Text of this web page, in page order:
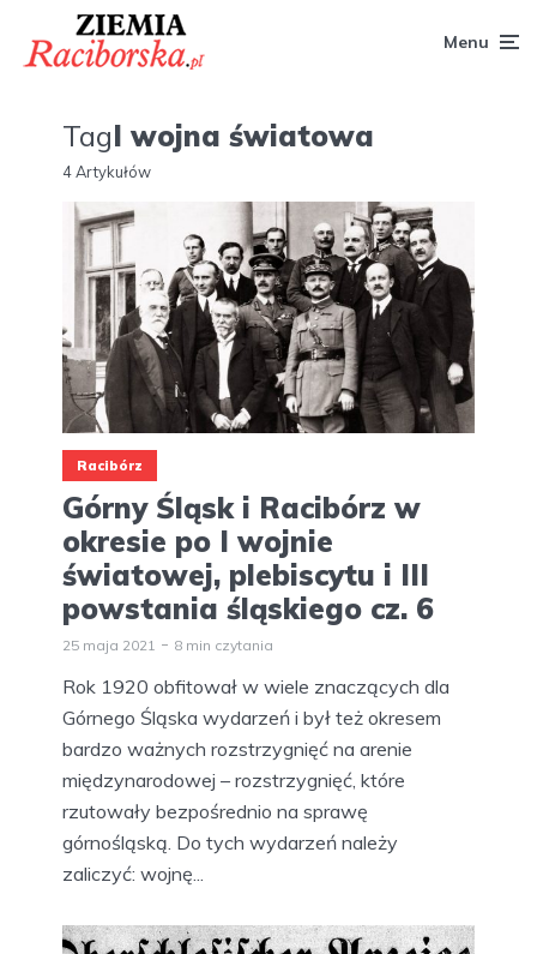
Menu
TagI wojna światowa
4 Artykułów
Racibórz
Górny Śląsk i Racibórz w
okresie po I wojnie
światowej, plebiscytu i III
powstania śląskiego cz. 6
25 maja 2021 8 min czytania
Rok 1920 obfitował w wiele znaczących dla
Górnego Śląska wydarzeń i był też okresem
bardzo ważnych rozstrzygnięć na arenie
międzynarodowej – rozstrzygnięć, które
rzutowały bezpośrednio na sprawę
górnośląską. Do tych wydarzeń należy
zaliczyć: wojnę...